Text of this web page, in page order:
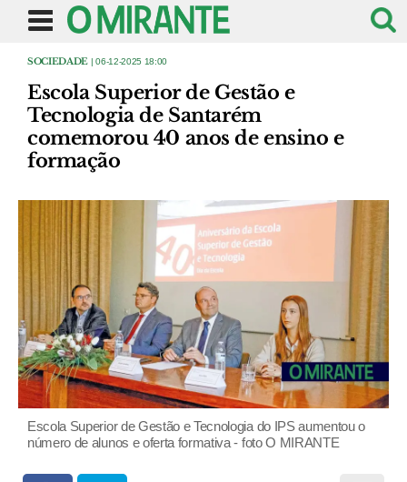
SOCIEDADE | 06-12-2025 18:00
Escola Superior de Gestão e
Tecnologia de Santarém
comemorou 40 anos de ensino e
formação
Escola Superior de Gestão e Tecnologia do IPS aumentou o
número de alunos e oferta formativa - foto O MIRANTE